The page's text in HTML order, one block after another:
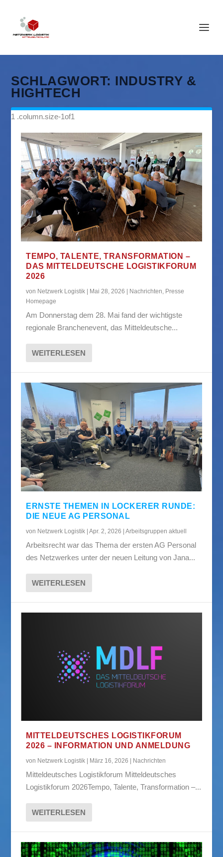
SCHLAGWORT: INDUSTRY &
HIGHTECH
TEMPO, TALENTE, TRANSFORMATION –
DAS MITTELDEUTSCHE LOGISTIKFORUM
2026
von Netzwerk Logistik | Mai 28, 2026 | Nachrichten Presse
Homepage
Am Donnerstag dem 28. Mai fand der wichtigste
regionale Branchenevent, das Mitteldeutsche...
WEITERLESEN
ERNSTE THEMEN IN LOCKERER RUNDE:
DIE NEUE AG PERSONAL
von Netzwerk Logistik |Apr. 2, 2026 |Arbeitsgruppen aktuell
Arbeitsrecht war das Thema der ersten AG Personal
des Netzwerkes unter der neuen Leitung von Jana...
WEITERLESEN
MITTELDEUTSCHES LOGISTIKFORUM
2026 – INFORMATION UND ANMELDUNG
von Netzwerk Logistik März 16, 2026 Nachrichten
Mitteldeutsches Logistikforum Mitteldeutsches
Logistikforum 2026Tempo, Talente, Transformation –...
WEITERLESEN